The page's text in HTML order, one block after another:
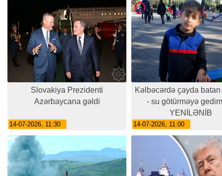
Slovakiya Prezidenti
Azərbaycana gəldi
14-07-2026, 11:30
Kəlbəcərdə çayda batan
- su götürməyə
YENİLƏNİB
14-07-2026, 11:00